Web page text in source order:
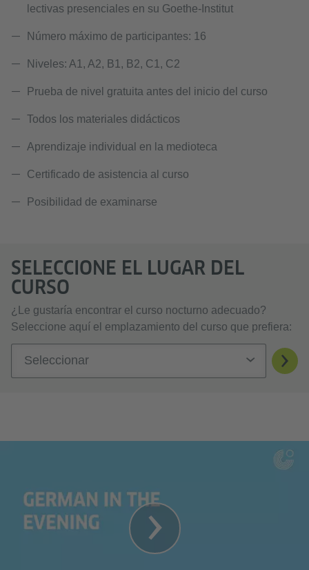
lectivas presenciales en su Goethe-Institut
Número máximo de participantes: 16
Niveles: A1, A2, B1, B2, C1, C2
Prueba de nivel gratuita antes del inicio del curso
Todos los materiales didácticos
Aprendizaje individual en la medioteca
Certificado de asistencia al curso
Posibilidad de examinarse
SELECCIONE EL LUGAR DEL
CURSO
¿Le gustaría encontrar el curso nocturno adecuado?
Seleccione aquí el emplazamiento del curso que prefiera:
Seleccionar